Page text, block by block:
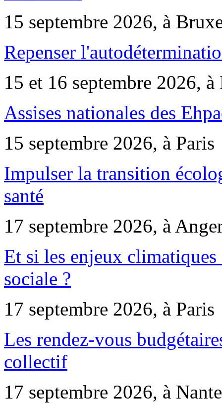
15 septembre 2026, à
Repenser
15 et 16 septembre 2026, à
Assises nationales des
15 septembre 2026, à Paris
Impulser la transition
santé
17 septembre 2026, à
Et si les enjeux
sociale ?
17 septembre 2026, à Paris
Les rendez-vous
collectif
17 septembre 2026, à